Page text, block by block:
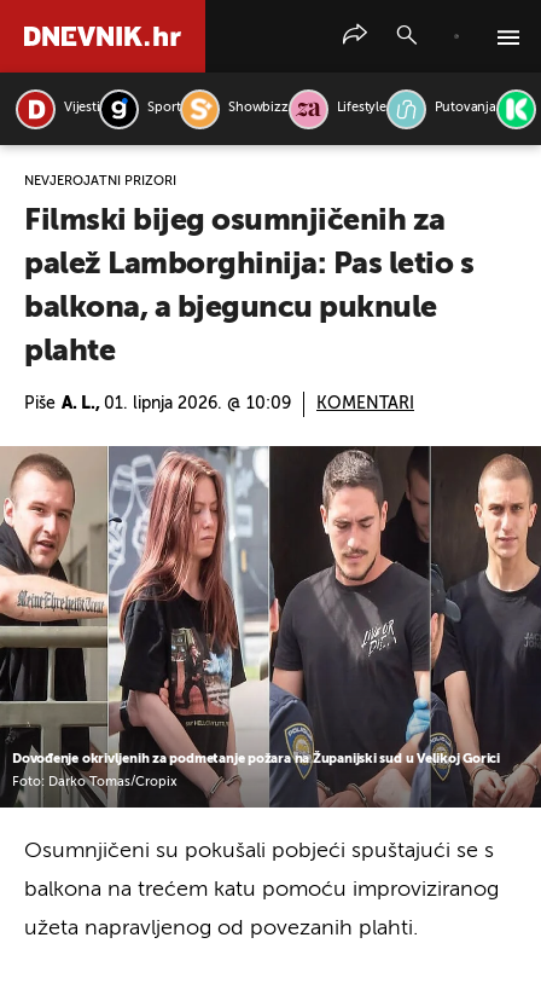
Vijesti Sport Showbizz Lifestyle Putovanja
NEVJEROJATNI PRIZORI
Filmski bijeg osumnjičenih za
palež Lamborghinija: Pas letio s
balkona, a bjeguncu puknule
plahte
Piše A. L., 01. lipnja 2026. @ 10:09 KOMENTARI
Dovođenje okrivljenih za podmetanje požara na Županijski sud u Velikoj Gorici
Foto: Darko Tomas/Cropix
Osumnjičeni su pokušali pobjeći spuštajući se s
balkona na trećem katu pomoću improviziranog
užeta napravljenog od povezanih plahti.
PRETRAŽITE VIJESTI